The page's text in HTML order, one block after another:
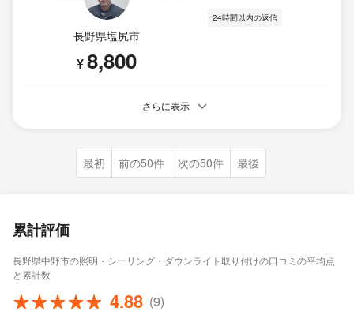
長野県塩尻市
¥8,800
24時間以内の返信
さらに表示
最初 前の50件 次の50件 最後
累計評価
長野県中野市の照明・シーリング・ダウンライト取り付けの口コミの平均点
と累計数
4.88 (9)